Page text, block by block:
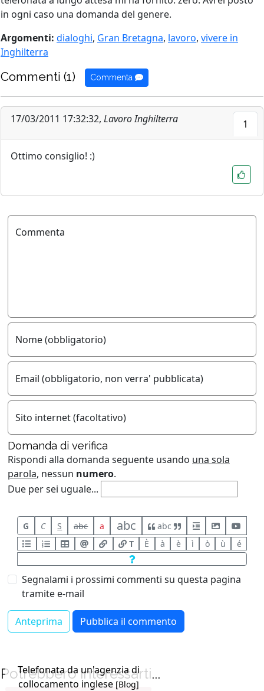
in ogni caso una domanda del genere.
Argomenti: dialoghi, Gran Bretagna, lavoro, vivere in
Inghilterra
Commenti (1) Commenta
17/03/2011 17:32:32, Lavoro Inghilterra 1
Ottimo consiglio! :)
Commenta
Nome (obbligatorio)
Email (obbligatorio, non verra' pubblicata)
Sito internet (facoltativo)
Domanda di verifica
Rispondi alla domanda seguente usando una sola
parola, nessun numero.
Due per sei uguale...
G C S abc a abc
abc
T
È à è ì ò ù é
Segnalami i prossimi commenti su questa pagina
tramite e-mail
Potrebbero interessarti...
Telefonata da un'agenzia di
collocamento inglese [Blog]